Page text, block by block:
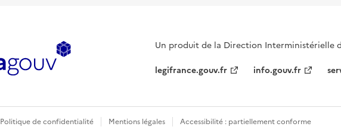
Un produit de la Direction Interministérielle
legifrance.gouv.fr
info.gouv.fr
Politique de confidentialité Mentions légales Accessibilité : partiellement conforme